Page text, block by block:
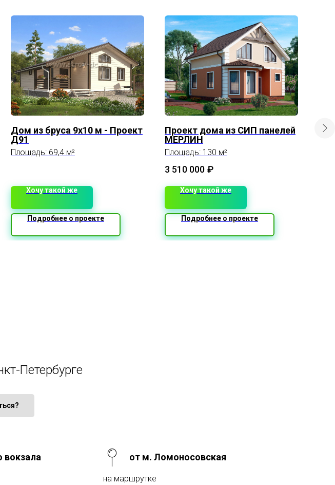
Дом из бруса 9х10 м - Проект
Д91
Площадь: 69,4 м²
Хочу такой же
Подробнее о проекте
Проект дома из СИП панелей
МЕРЛИН
Площадь: 130 м²
3 510 000 ₽
Хочу такой же
Подробнее о проекте
Петербурге
вокзала от м. Ломоносовская
на маршрутке